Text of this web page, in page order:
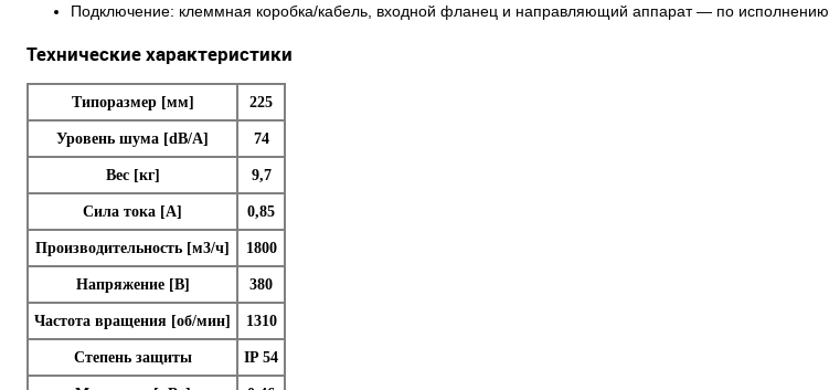
Подключение: клеммная коробка/кабель, входной фланец и направляющий аппарат — по исполнению.
Технические характеристики
Типоразмер [мм] 225
Уровень шума [dB/A] 74
Вес [кг] 9,7
Сила тока [A] 0,85
Производительность [м3/ч] 1800
Напряжение [В] 380
Частота вращения [об/мин] 1310
Степень защиты IP 54